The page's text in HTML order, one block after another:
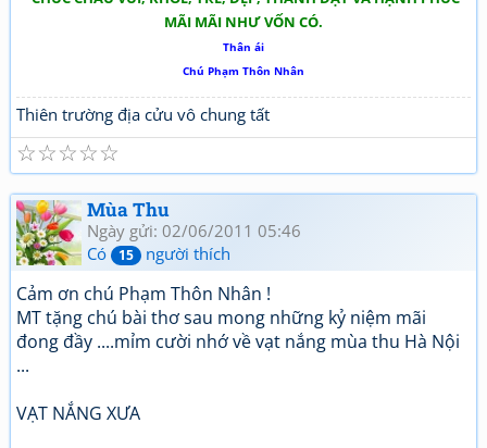
MÃI MÃI NHƯ VỐN CÓ.
Thân ái
Chú Phạm Thôn Nhân
Thiên trường địa cửu vô chung tất
☆
☆
☆
☆
☆
Mùa Thu
Ngày gửi: 02/06/2011 05:46
Có
15 người thích
Cảm ơn chú Phạm Thôn Nhân !
MT tặng chú bài thơ sau mong những kỷ niệm mãi
đong đầy ....mỉm cười nhớ về vạt nắng mùa thu Hà Nội
...
VẠT NẮNG XƯA